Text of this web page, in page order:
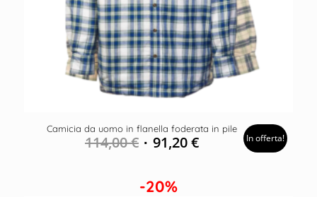
Camicia da uomo in flanella foderata in pile
114,00€ 91,20€ In offerta!
-20%